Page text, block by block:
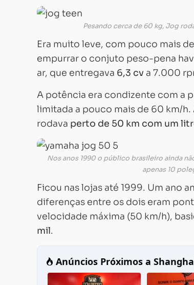
Pesando cerca de 60 kg, Jog
Era muito leve, com pouco mais de
empurrar o conjuto peso-pena
ar, que entregava 6,3 cv a 7.000
A potência era condizente com a
limitada a pouco mais de 60 km/
rodava perto de 50 km com um
Nos anos 1990 o público brasileiro ainda
apenas 10
Ficou nas lojas até 1999. Um ano
diferenças entre os dois eram
velocidade máxima (50 km/h),
mil.